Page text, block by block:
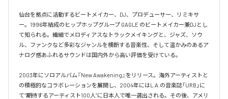
仙台を拠点に活動するビートメイカー、DJ、プロデューサー、リミキサ
ー。1996年結成のヒップホップグループ GAGLE のビートメイカー兼DJとし
て知られる。繊細でメロディアスなトラックメイキングと、ジャズ、ソウ
ル、ファンクなど多彩なジャンルを横断する音楽性、そして温かみのあるア
ナログ感あふれるサウンドは国内外から高い評価を受けている。
2003年にソロアルバム『New Awakening』をリリース。海外アーティストと
の積極的なコラボレーションを展開し、2004年にはL.A.の音楽誌「URB」に
て“期待するアーティスト100人”に日本人で唯一選出される。その後、アメリ